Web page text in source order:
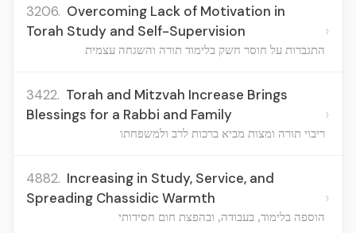
3206. Overcoming Lack of Motivation in
Torah Study and Self-Supervision
התגברות על חוסר חשק בלימוד תורה והשגחה עצמית
›
3422. Torah and Mitzvah Increase Brings
Blessings for a Rabbi and Family
ריבוי תורה ומצות מביא ברכות לרב ולמשפחתו
›
4882. Increasing in Study, Service, and
Spreading Chassidic Warmth
הוספה בלימוד, בעבודה, ובהפצת חום חסידותי
›